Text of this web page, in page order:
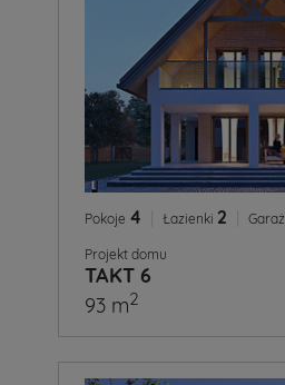
Pokoje 4 Łazienki 2 Garaż
Projekt domu
TAKT 6
93 m2